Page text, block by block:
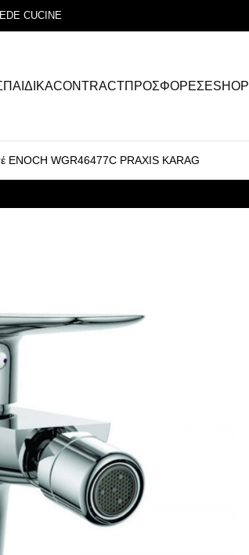
CUCINE
ΠΑΙΔΙΚΑCONTRACTΠΡΟΣΦΟΡΕΣESHOP
ENOCH WGR46477C PRAXIS KARAG